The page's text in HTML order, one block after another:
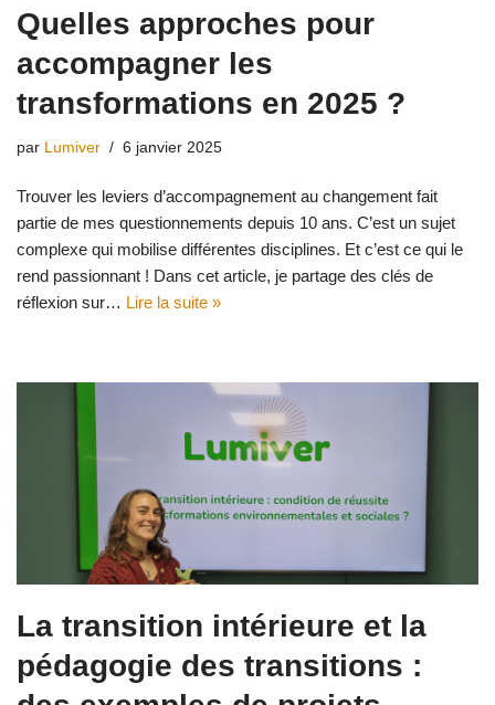
Quelles approches pour
accompagner les
transformations en 2025 ?
par Lumiver 6 janvier 2025
Trouver les leviers d’accompagnement au changement fait
partie de mes questionnements depuis 10 ans. C’est un sujet
complexe qui mobilise différentes disciplines. Et c’est ce qui le
rend passionnant ! Dans cet article, je partage des clés de
réflexion sur… Lire la suite »
La transition intérieure et la
pédagogie des transitions :